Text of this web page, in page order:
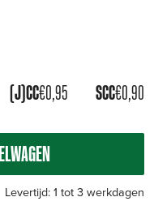
(J)CC€0,95 SCC€0,90
Levertijd: 1 tot 3 werkdagen